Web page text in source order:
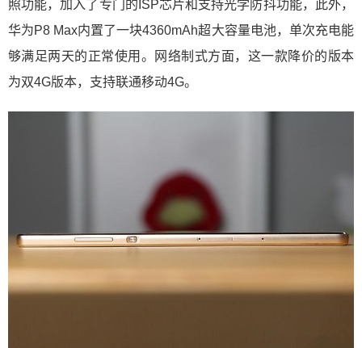
照功能，加入了专门的ISP芯片和支持光学防抖功能，此外，
华为P8 Max内置了一块4360mAh超大容量电池，单次充电能
够满足两天的正常使用。网络制式方面，这一款降价的版本
为双4G版本，支持联通移动4G。